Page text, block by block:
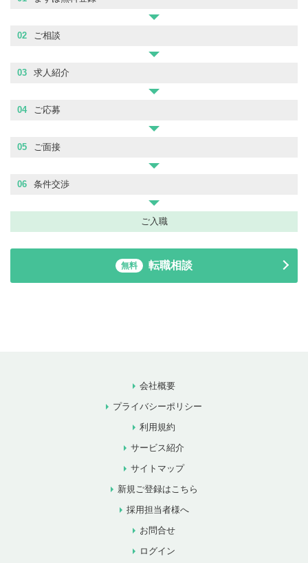
02 ご相談
03 求人紹介
04 ご応募
05 ご面接
06 条件交渉
ご入職
無料 転職相談
会社概要
プライバシーポリシー
利用規約
サービス紹介
サイトマップ
新規ご登録はこちら
採用担当者様へ
お問合せ
ログイン